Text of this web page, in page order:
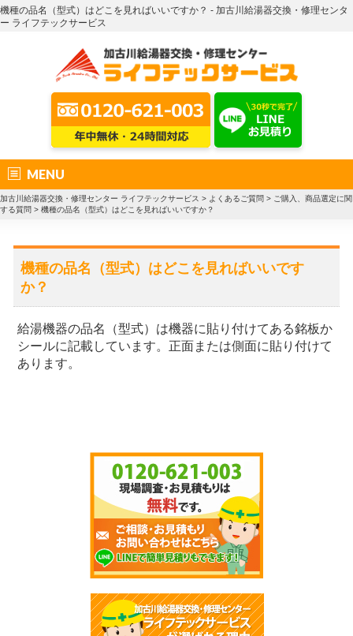
機種の品名（型式）はどこを見ればいいですか？ - 加古川給湯器交換・修理センタ
ー ライフテックサービス
MENU
加古川給湯器交換・修理センター ライフテックサービス > よくあるご質問 > ご購入、商品選定に関
する質問 > 機種の品名（型式）はどこを見ればいいですか？
機種の品名（型式）はどこを見ればいいです
か？
給湯機器の品名（型式）は機器に貼り付けてある銘板か
シールに記載しています。正面または側面に貼り付けて
あります。